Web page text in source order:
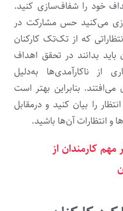
خود را شفاف‌سازی کنید.
می‌کنید حس مشارکت در
که از تک‌تک کارکنان
باید بدانند در تحقق اهداف
از ناکارآمدی‌ها به‌دلیل
بنابراین بهتر است
را بیان کنید و درمقابل
و انتظارات آن‌ها باشید.
مهم کارمندان از